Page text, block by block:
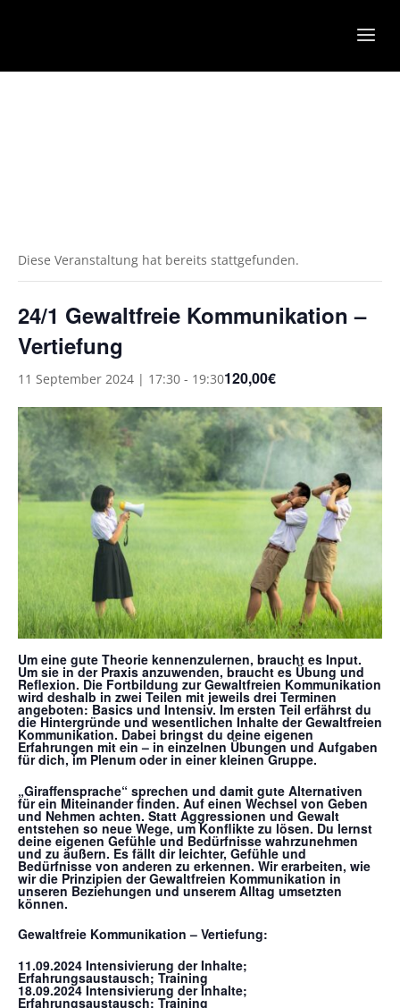
Diese Veranstaltung hat bereits stattgefunden.
24/1 Gewaltfreie Kommunikation –
Vertiefung
11 September 2024 | 17:30 - 19:30120,00€
Um eine gute Theorie kennenzulernen, braucht es Input.
Um sie in der Praxis anzuwenden, braucht es Übung und
Reflexion. Die Fortbildung zur Gewaltfreien Kommunikation
wird deshalb in zwei Teilen mit jeweils drei Terminen
angeboten: Basics und Intensiv. Im ersten Teil erfährst du
die Hintergründe und wesentlichen Inhalte der Gewaltfreien
Kommunikation. Dabei bringst du deine eigenen
Erfahrungen mit ein – in einzelnen Übungen und Aufgaben
für dich, im Plenum oder in einer kleinen Gruppe.
„Giraffensprache“ sprechen und damit gute Alternativen
für ein Miteinander finden. Auf einen Wechsel von Geben
und Nehmen achten. Statt Aggressionen und Gewalt
entstehen so neue Wege, um Konflikte zu lösen. Du lernst
deine eigenen Gefühle und Bedürfnisse wahrzunehmen
und zu äußern. Es fällt dir leichter, Gefühle und
Bedürfnisse von anderen zu erkennen. Wir erarbeiten, wie
wir die Prinzipien der Gewaltfreien Kommunikation in
unseren Beziehungen und unserem Alltag umsetzten
können.
Gewaltfreie Kommunikation – Vertiefung:
11.09.2024 Intensivierung der Inhalte;
Erfahrungsaustausch; Training
18.09.2024 Intensivierung der Inhalte;
Erfahrungsaustausch; Training